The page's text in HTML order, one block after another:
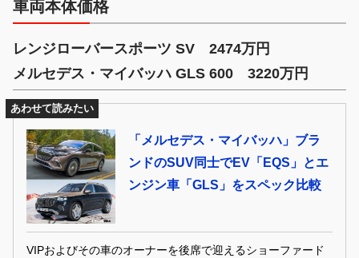
車両本体価格
レンジローバースポーツ SV 2474万円
メルセデス・マイバッハ GLS 600 3220万円
あわせて読みたい
「メルセデス・マイバッハ」ブラ
ンドのSUV同士でEV「EQS」とエ
ンジン車「GLS」をスペック比較
VIPおよびその車のオーナーを後席で迎えるショーファード